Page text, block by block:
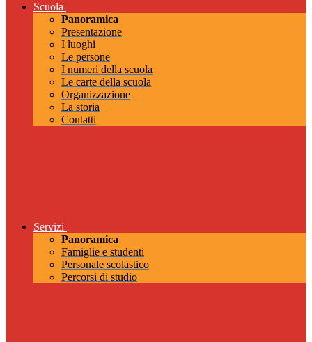
Scuola
Panoramica
Presentazione
I luoghi
Le persone
I numeri della scuola
Le carte della scuola
Organizzazione
La storia
Contatti
Servizi
Panoramica
Famiglie e studenti
Personale scolastico
Percorsi di studio